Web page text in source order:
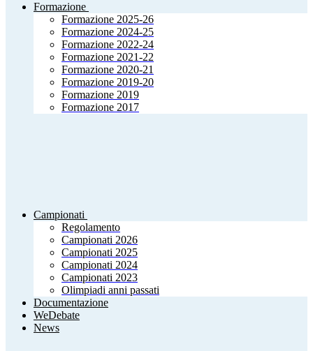
Formazione
Formazione 2025-26
Formazione 2024-25
Formazione 2022-24
Formazione 2021-22
Formazione 2020-21
Formazione 2019-20
Formazione 2019
Formazione 2017
Campionati
Regolamento
Campionati 2026
Campionati 2025
Campionati 2024
Campionati 2023
Olimpiadi anni passati
Documentazione
WeDebate
News